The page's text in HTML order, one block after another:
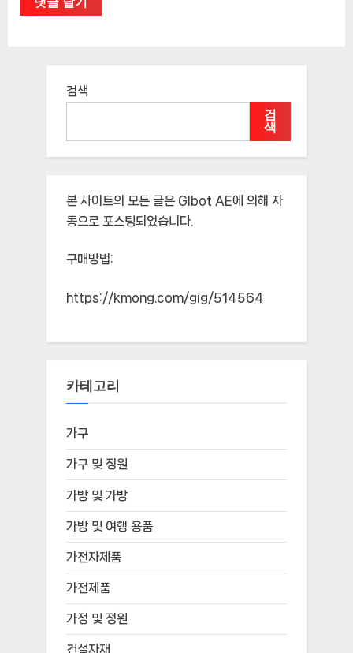
검색
검
색
본 사이트의 모든 글은 Glbot AE에 의해 자
동으로 포스팅되었습니다.
구매방법:
https://kmong.com/gig/514564
카테고리
가구
가구 및 정원
가방 및 가방
가방 및 여행 용품
가전자제품
가전제품
가정 및 정원
건설자재